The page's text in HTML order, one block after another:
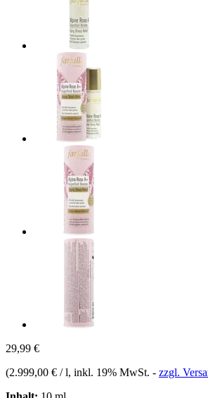
29,99 €
(2.999,00 € / l, inkl. 19% MwSt. - zzgl.